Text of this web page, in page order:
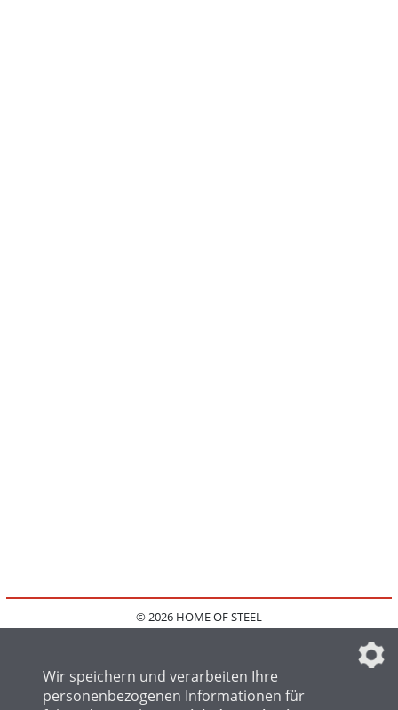
© 2026 HOME OF STEEL
IMPRESSUM
FAQ
DATENSCHUTZEINSTELLUNGEN
Wir speichern und verarbeiten Ihre
personenbezogenen Informationen für